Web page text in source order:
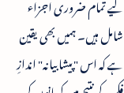
شامل ہیں۔ ہمیں بھی یقین
ہے کہ اس "پیشابیانہ" اندازِ